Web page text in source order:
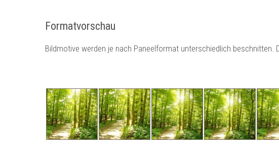
Formatvorschau
Bildmotive werden je nach Paneelformat unterschiedlich